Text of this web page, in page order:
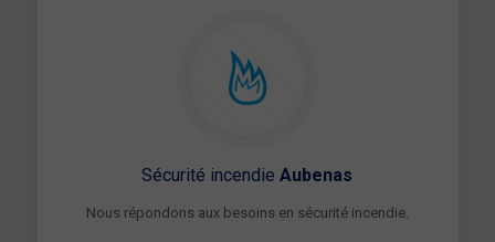
Sécurité incendieAubenas
Nous répondons aux besoins en sécurité incendie.